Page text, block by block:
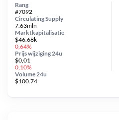
Circulating Supply
7.63mln
Prijs wijziging 24u
$0,01
0,10%
Marktkapitalisatie
$46.68k
0,64%
Volume 24u
$100.74
Rang
#7092